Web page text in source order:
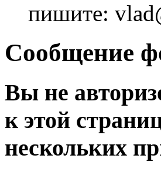
пишите:
Сообщение
Вы не
к этой
нескольких